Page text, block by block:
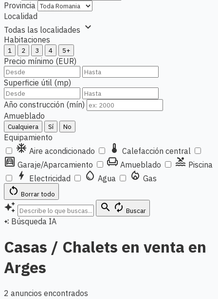
Provincia
Localidad
Todas las localidades expand_more
Habitaciones
1 2 3 4 5+
Precio mínimo (EUR)
Superficie útil (mp)
Año construcción (mín)
Amueblado
Cualquiera Sí No
Equipamiento
ac_unit Aire acondicionado thermostat Calefacción central
garage Garaje/Aparcamiento chair Amueblado pool Piscina
bolt Electricidad water_drop Agua local_fire_department Gas
restart_alt Borrar todo
auto_awesome search autorenew Buscar
auto_awesome Búsqueda IA
Casas / Chalets en venta en
Arges
2 anuncios encontrados